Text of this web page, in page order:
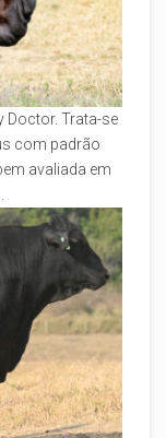
Doctor. Trata-se
com padrão
avaliada em